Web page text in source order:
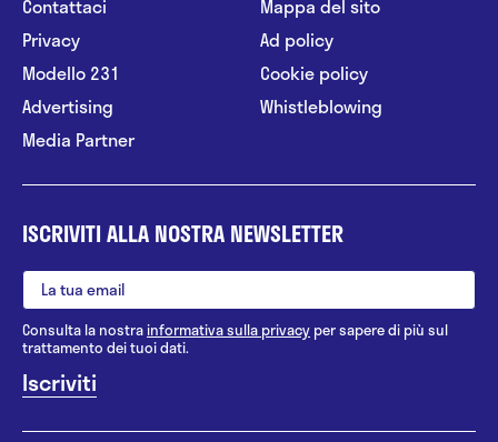
Contattaci
Privacy
Modello 231
Advertising
Media Partner
Mappa del sito
Ad policy
Cookie policy
Whistleblowing
ISCRIVITI ALLA NOSTRA NEWSLETTER
Consulta la nostrainformativa sulla privacy per sapere di più sul
trattamento dei tuoi dati.